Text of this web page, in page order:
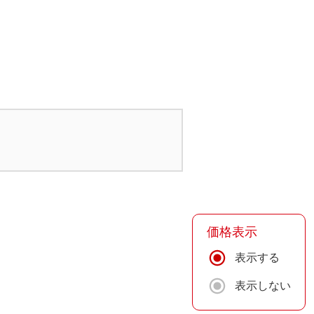
価格表示
表示する
表示しない